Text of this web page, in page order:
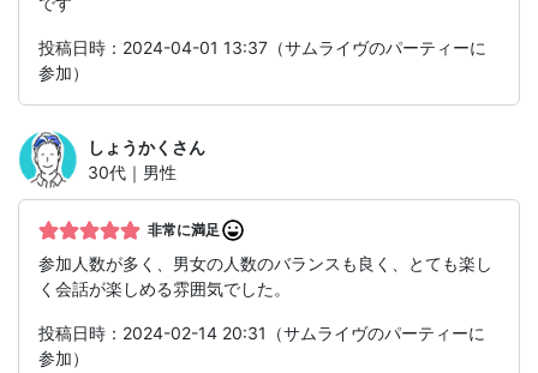
投稿日時：2024-04-01 13:37（サムライヴのパーティーに
参加）
しょうかく さん
30代｜男性
非常に満足
参加人数が多く、男女の人数のバランスも良く、とても楽し
く会話が楽しめる雰囲気でした。
投稿日時：2024-02-14 20:31（サムライヴのパーティーに
参加）